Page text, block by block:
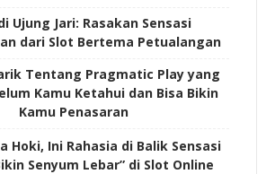
Ujung Jari: Rasakan Sensasi
dari Slot Bertema Petualangan
Tentang Pragmatic Play yang
Kamu Ketahui dan Bisa Bikin
Kamu Penasaran
Hoki, Ini Rahasia di Balik Sensasi
Senyum Lebar” di Slot Online